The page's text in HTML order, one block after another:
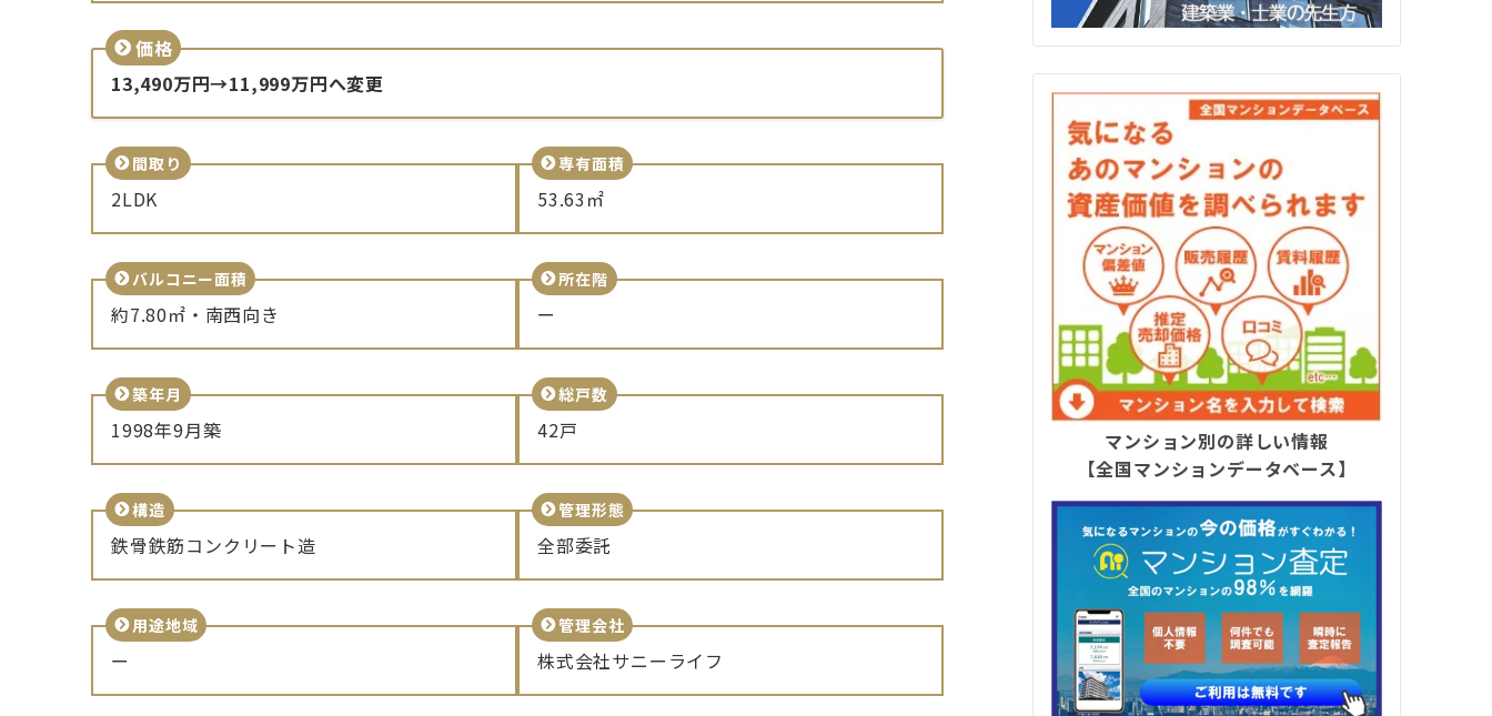
価格
13,490万円→11,999万円へ変更
間取り
2LDK
専有面積
53.63㎡
バルコニー面積
約7.80㎡・南西向き
所在階
ー
築年月
1998年9月築
総戸数
42戸
構造
鉄骨鉄筋コンクリート造
管理形態
全部委託
用途地域
ー
管理会社
株式会社サニーライフ
マンション別の詳しい情報
【全国マンションデータベース】